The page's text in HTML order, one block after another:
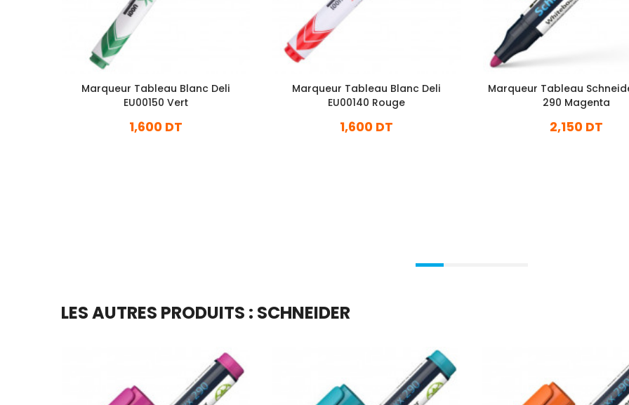
Marqueur Tableau Blanc Deli
EU00150 Vert
1,600 DT
Marqueur Tableau Blanc Deli
EU00140 Rouge
1,600 DT
Marqueur Tableau
290 Magenta
2,150 DT
LES AUTRES PRODUITS : SCHNEIDER